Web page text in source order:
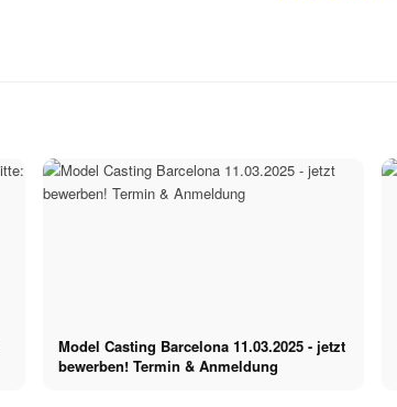
Model Casting Barcelona 11.03.2025 - jetzt
bewerben! Termin & Anmeldung